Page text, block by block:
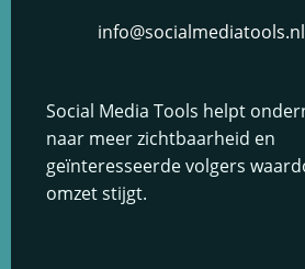
info@socialmediatools.nl